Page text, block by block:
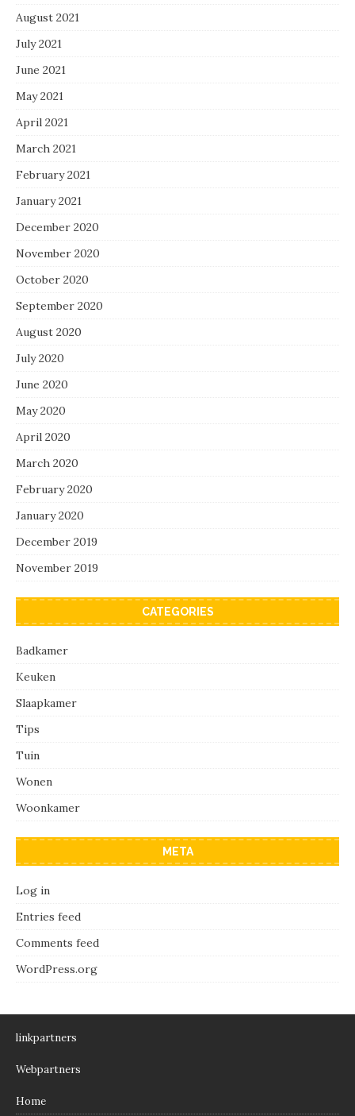
August 2021
July 2021
June 2021
May 2021
April 2021
March 2021
February 2021
January 2021
December 2020
November 2020
October 2020
September 2020
August 2020
July 2020
June 2020
May 2020
April 2020
March 2020
February 2020
January 2020
December 2019
November 2019
CATEGORIES
Badkamer
Keuken
Slaapkamer
Tips
Tuin
Wonen
Woonkamer
META
Log in
Entries feed
Comments feed
WordPress.org
linkpartners
Webpartners
Home